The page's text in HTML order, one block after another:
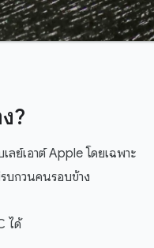
?
ย์เอาต์ Apple โดยเฉพาะ
บกวนคนรอบข้าง
ได้